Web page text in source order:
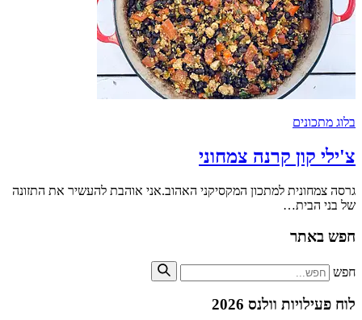
בלוג מתכונים
צ'ילי קון קרנה צמחוני
גרסה צמחונית למתכון המקסיקני האהוב.אני אוהבת להעשיר את התזונה
של בני הבית…
חפש באתר
חפש
לוח פעילויות וולנס 2026